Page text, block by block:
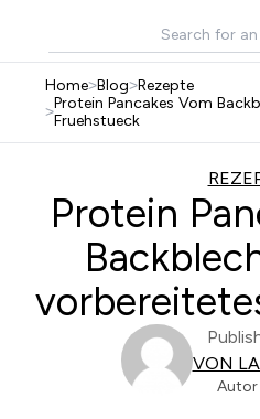
Home>Blog>Rezepte
>Protein Pancakes Vom
Fruehstueck
Protein
VON
Autor